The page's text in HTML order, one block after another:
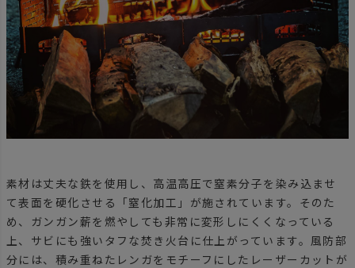
素材は丈夫な鉄を使用し、高温高圧で窒素分子を染み込ませ
て表面を硬化させる「窒化加工」が施されています。そのた
め、ガンガン薪を燃やしても非常に変形しにくくなっている
上、サビにも強いタフな焚き火台に仕上がっています。風防部
分には、積み重ねたレンガをモチーフにしたレーザーカットが